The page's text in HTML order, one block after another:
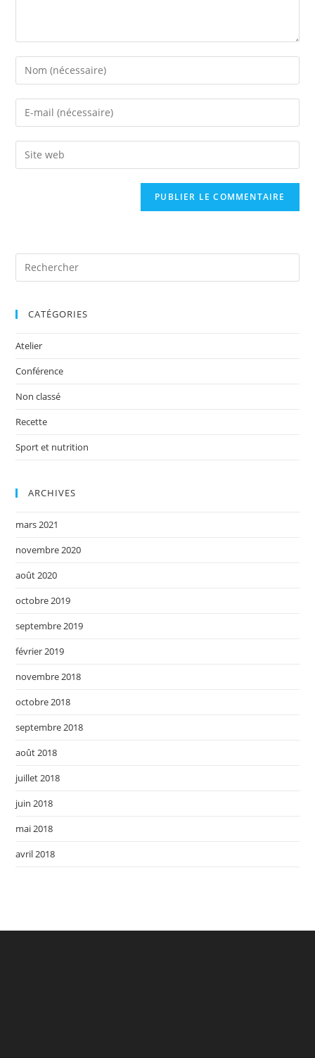
CATÉGORIES
Atelier
Conférence
Non classé
Recette
Sport et nutrition
ARCHIVES
mars 2021
novembre 2020
août 2020
octobre 2019
septembre 2019
février 2019
novembre 2018
octobre 2018
septembre 2018
août 2018
juillet 2018
juin 2018
mai 2018
avril 2018